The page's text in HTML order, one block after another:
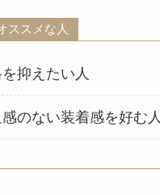
ススメな人
抑えたい人
のない装着感を好む人